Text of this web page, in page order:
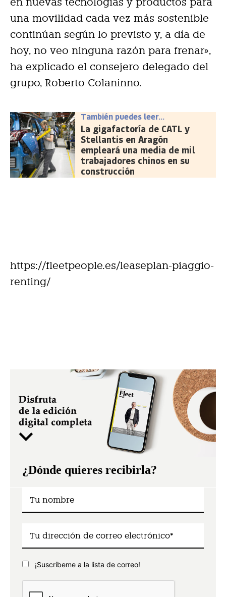
una movilidad cada vez más sostenible
continúan según lo previsto y, a día de
hoy, no veo ninguna razón para frenar»,
ha explicado el consejero delegado del
grupo, Roberto Colaninno.
También puedes leer...
La gigafactoría de CATL y
Stellantis en Aragón
empleará una media de mil
trabajadores chinos en su
construcción
https://fleetpeople.es/leaseplan-piaggio-
renting/
¿Dónde quieres recibirla?
¡Suscríbeme a la lista de correo!